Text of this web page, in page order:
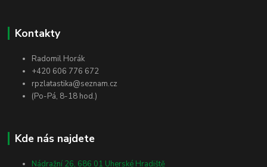
Kontakty
Radomil Horák
+420 606 776 672
rpzlatastika@seznam.cz
(Po-Pá, 8-18 hod.)
Kde nás najdete
Nádražní 26, 686 01 Uherské Hradiště